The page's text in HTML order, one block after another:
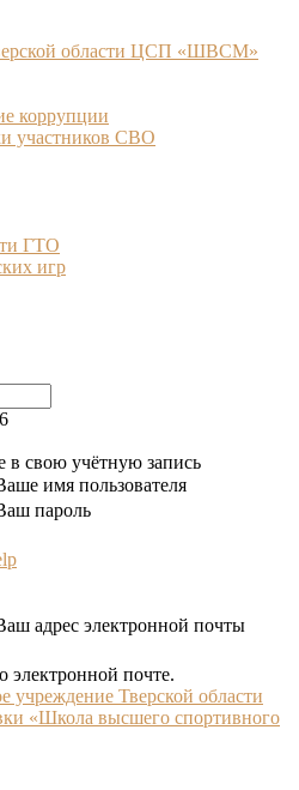
области ЦСП «ШВСМ»
коррупции
участников СВО
ГТО
игр
в свою учётную запись
имя пользователя
пароль
адрес электронной почты
электронной почте.
учреждение Тверской области
«Школа высшего спортивного